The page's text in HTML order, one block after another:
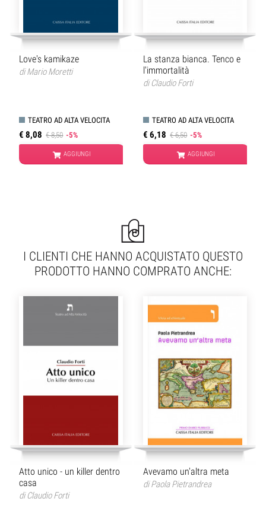
Love's kamikaze
diMario Moretti
TEATRO AD ALTA VELOCITA
€ 8,08 € 8,50 -5%
AGGIUNGI
La stanza bianca. Tenco e
l'immortalità
diClaudio Forti
TEATRO AD ALTA VELOCITA
€ 6,18 € 6,50 -5%
AGGIUNGI
I CLIENTI CHE HANNO ACQUISTATO QUESTO
PRODOTTO HANNO COMPRATO ANCHE:
Atto unico - un killer dentro
casa
diClaudio Forti
Avevamo un'altra meta
diPaola Pietrandrea